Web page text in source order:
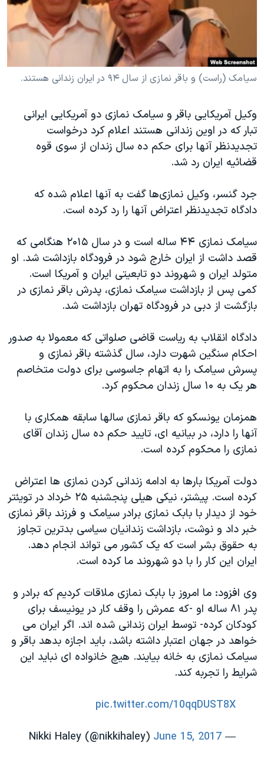
فرهنگ و زندگی
حقوق شهروندی
اقتصادی
علم و فناوری
گالری عکس
آرشیو پخش زنده
مستندها
انتخابات ریاست جمهوری آمریکا ۲۰۲۴
حمله جمهوری اسلامی به اسرائیل
رمز مهسا
اعتراضات زن، زندگی، آزادی
مجموعه مستندهای دادخواهی
تریبونال مردمی آبان ۹۸
چهل سال گروگان‌گیری
اعتراضات مردمی آبان ۹۸
اسرائیل در جنگ
نرگس محمدی برنده جایزه نوبل صلح
همایش محافظه‌کاران آمریکا «سی‌پک»
سفر پرزیدنت ترامپ به چین
سیامک (راست) و باقر نمازی از سال ۹۴ در ایران زندانی هستند.
وکیل آمریکایی باقر و سیامک نمازی دو آمریکایی ایرانی
تبار که در اوین زندانی هستند اعلام کرد درخواست
تجدیدنظر آنها برای حکم ده سال زندان از سوی قوه
قضائیه ایران رد شد.
جرد گنسر، وکیل نمازی‌ها گفت به آنها اعلام شده که
دادگاه تجدیدنظر اعتراض آنها را رد کرده است.
سیامک نمازی ۴۴ ساله است و در سال ۲۰۱۵ هنگامی که
قصد داشت از ایران خارج شود در فرودگاه بازداشت شد. او
متولد ایران و شهروند دو تابعیتی ایران و آمریکا است.
کمی پس از بازداشت سیامک نمازی، پدرش باقر نمازی در
بازگشت از دبی در فرودگاه تهران بازداشت شد.
دادگاه انقلاب به ریاست قاضی صلواتی که معمولا به صدور
احکام سنگین شهرت دارد، سال گذشته باقر نمازی و
پسرش سیامک را به اتهام جاسوسی برای دولت متخاصم
هر یک به ۱۰ سال زندان محکوم کرد.
همزمان یونسکو که باقر نمازی سالها سابقه همکاری با
آنها را دارد، در بیانیه ای، تایید حکم ده سال زندان آقای
نمازی را محکوم کرده است.
دولت آمریکا بارها به ادامه زندانی کردن نمازی ها اعتراض
کرده است. پیشتر، نیکی هیلی پنجشنبه ۲۵ خرداد در تویئتر
خود از دیدار با بابک نمازی برادر سیامک و فرزند باقر نمازی
خبر داد و نوشت، بازداشت زندانیان سیاسی بدترین تجاوز
به حقوق بشر است که یک کشور می تواند انجام دهد.
ایران این کار را با دو شهروند ما کرده است.
وی افزود: ما امروز با بابک نمازی ملاقات کردیم که برادر و
پدر ۸۱ ساله او -که عمرش را وقف کار در یونیسف برای
کودکان کرده- توسط ایران زندانی شده اند. اگر ایران می
خواهد در جهان اعتبار داشته باشد، باید اجازه بدهد باقر و
سیامک نمازی به خانه بیایند. هیچ خانواده ای نباید این
شرایط را تجربه کند.
pic.twitter.com/10qqDUST8X
— Nikki Haley (@nikkihaley)
June 15, 2017